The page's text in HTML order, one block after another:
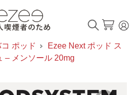
ポッド
Ezee Next ポッド ス
– メンソール 20mg